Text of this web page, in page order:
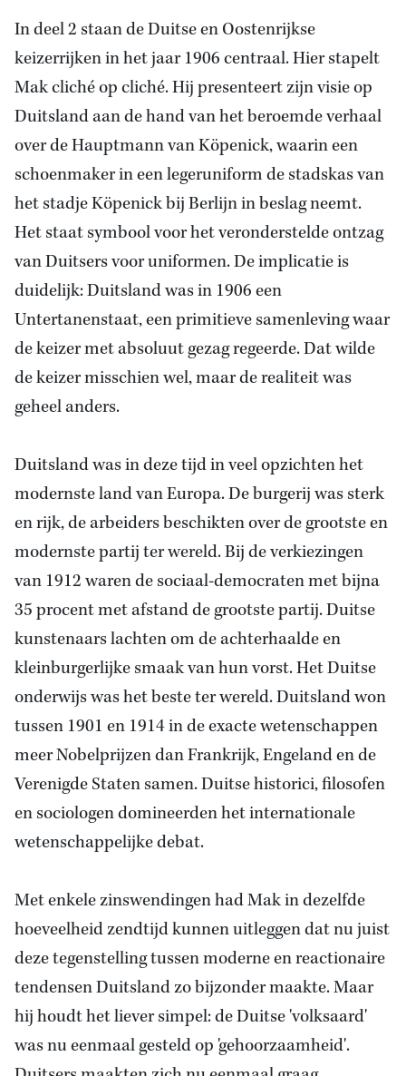
In deel 2 staan de Duitse en Oostenrijkse
keizerrijken in het jaar 1906 centraal. Hier stapelt
Mak cliché op cliché. Hij presenteert zijn visie op
Duitsland aande hand van hetberoemde verhaal
overde Hauptmann van Köpenick, waarin een
schoenmaker in een legeruniformde stadskas van
hetstadje Köpenick bij Berlijn in beslag neemt.
Het staat symbool voor het veronderstelde ontzag
van Duitsers voor uniformen. De implicatie is
duidelijk: Duitsland was in 1906 een
Untertanenstaat, een primitieve samenleving waar
de keizer met absoluut gezag regeerde. Dat wilde
de keizer misschien wel, maar de realiteit was
geheel anders.
Duitsland was in deze tijd in veel opzichten het
modernste land van Europa. De burgerij was sterk
en rijk, de arbeiders beschikten over de grootste en
modernste partij ter wereld. Bijde verkiezingen
van 1912waren de sociaal-democraten met bijna
35 procent met afstand de grootste partij. Duitse
kunstenaars lachten om de achterhaalde en
kleinburgerlijke smaak van hun vorst. Het Duitse
onderwijs was het beste ter wereld. Duitsland won
tussen 1901 en1914 inde exacte wetenschappen
meer Nobelprijzen dan Frankrijk, Engeland en de
Verenigde Staten samen. Duitse historici, filosofen
en sociologen domineerden het internationale
wetenschappelijke debat.
Met enkele zinswendingen had Mak in dezelfde
hoeveelheid zendtijd kunnen uitleggen dat nu juist
deze tegenstelling tussen moderne en reactionaire
tendensen Duitsland zo bijzonder maakte. Maar
hij houdt het liever simpel: de Duitse 'volksaard'
was nu eenmaal gesteld op 'gehoorzaamheid'.